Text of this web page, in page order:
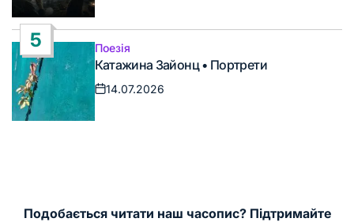
запису
5
Опублікувати
у
Поезія
Катажина Зайонц • Портрети
Дата
14.07.2026
Подобається читати наш часопис? Підтримайте